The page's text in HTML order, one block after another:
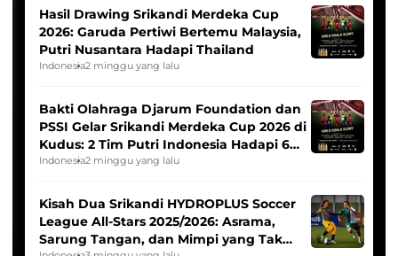
Hasil Drawing Srikandi Merdeka Cup
2026: Garuda Pertiwi Bertemu Malaysia,
Putri Nusantara Hadapi Thailand
Indonesia2 minggu yang lalu
Bakti Olahraga Djarum Foundation dan
PSSI Gelar Srikandi Merdeka Cup 2026 di
Kudus: 2 Tim Putri Indonesia Hadapi 6
Tim Asia
Indonesia2 minggu yang lalu
Kisah Dua Srikandi HYDROPLUS Soccer
League All-Stars 2025/2026: Asrama,
Sarung Tangan, dan Mimpi yang Tak